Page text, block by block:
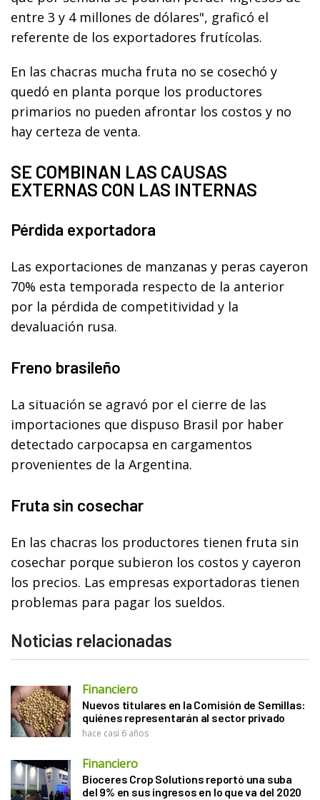
entre 3 y 4 millones de dólares", graficó el
referente de los exportadores frutícolas.
En las chacras mucha fruta no se cosechó y
quedó en planta porque los productores
primarios no pueden afrontar los costos y no
hay certeza de venta.
SE COMBINAN LAS CAUSAS
EXTERNAS CON LAS INTERNAS
Pérdida exportadora
Las exportaciones de manzanas y peras cayeron
70% esta temporada respecto de la anterior
por la pérdida de competitividad y la
devaluación rusa.
Freno brasileño
La situación se agravó por el cierre de las
importaciones que dispuso Brasil por haber
detectado carpocapsa en cargamentos
provenientes de la Argentina.
Fruta sin cosechar
En las chacras los productores tienen fruta sin
cosechar porque subieron los costos y cayeron
los precios. Las empresas exportadoras tienen
problemas para pagar los sueldos.
Noticias relacionadas
Financiero
Nuevos titulares en la Comisión de Semillas:
quiénes representarán al sector privado
hace casi 6 años
Financiero
Bioceres Crop Solutions reportó una suba
del 9% en sus ingresos en lo que va del 2020